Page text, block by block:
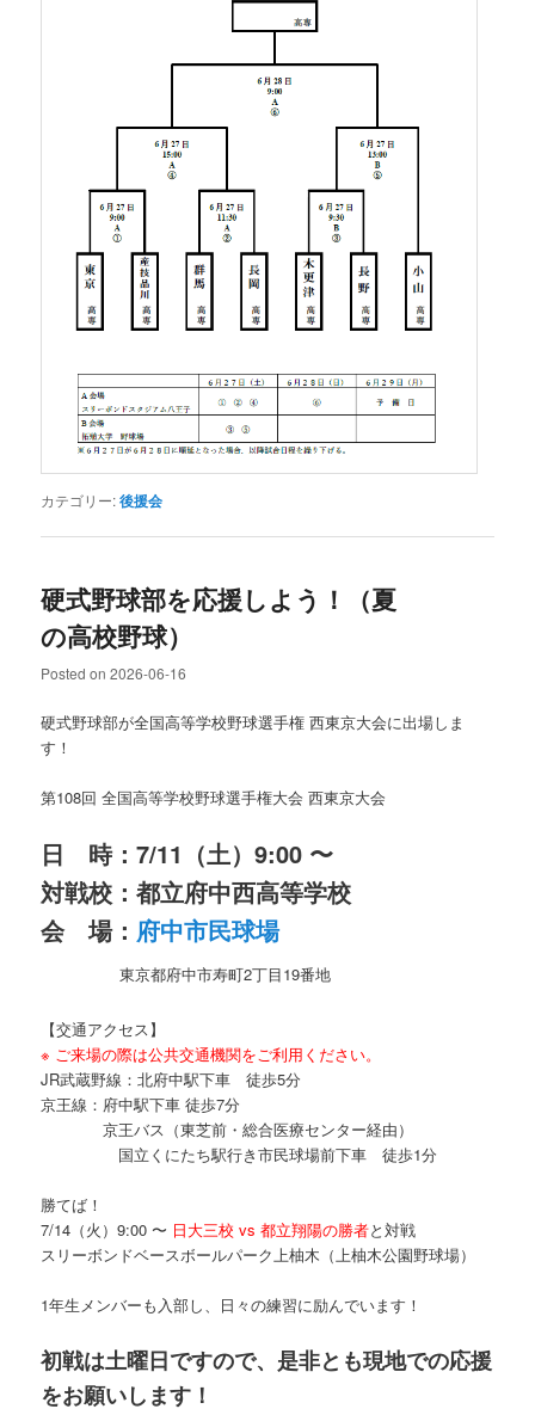
カテゴリー:後援会
硬式野球部を応援しよう！（夏
の高校野球）
Posted on2026-06-16
硬式野球部が全国高等学校野球選手権 西東京大会に出場しま
す！
第108回 全国高等学校野球選手権大会 西東京大会
日 時：7/11（土）9:00 〜
対戦校：都立府中西高等学校
会 場： 府中市民球場
東京都府中市寿町2丁目19番地
【交通アクセス】
※ ご来場の際は公共交通機関をご利用ください。
JR武蔵野線：北府中駅下車 徒歩5分
京王線：府中駅下車 徒歩7分
京王バス（東芝前・総合医療センター経由）
国立くにたち駅行き市民球場前下車 徒歩1分
勝てば！
7/14（火）9:00 〜 日大三校 vs 都立翔陽の勝者と対戦
スリーボンドベースボールパーク上柚木（上柚木公園野球場）
1年生メンバーも入部し、日々の練習に励んでいます！
初戦は土曜日ですので、是非とも現地での応援
をお願いします！